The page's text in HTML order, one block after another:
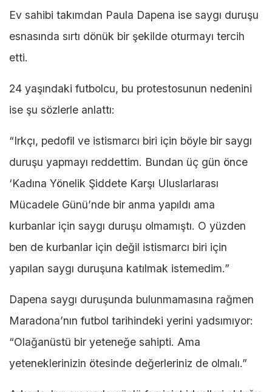
Ev sahibi takımdan Paula Dapena ise saygı duruşu
esnasında sırtı dönük bir şekilde oturmayı tercih
etti.
24 yaşındaki futbolcu, bu protestosunun nedenini
ise şu sözlerle anlattı:
“Irkçı, pedofil ve istismarcı biri için böyle bir saygı
duruşu yapmayı reddettim. Bundan üç gün önce
‘Kadına Yönelik Şiddete Karşı Uluslarlarası
Mücadele Günü’nde bir anma yapıldı ama
kurbanlar için saygı duruşu olmamıştı. O yüzden
ben de kurbanlar için değil istismarcı biri için
yapılan saygı duruşuna katılmak istemedim.”
Dapena saygı duruşunda bulunmamasına rağmen
Maradona’nın futbol tarihindeki yerini yadsımıyor:
“Olağanüstü bir yeteneğe sahipti. Ama
yeteneklerinizin ötesinde değerleriniz de olmalı.”